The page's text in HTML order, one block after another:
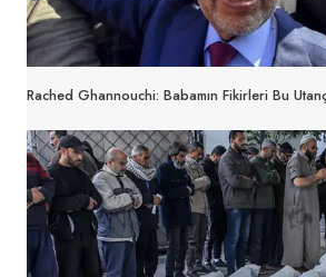
Rached Ghannouchi: Babamın Fikirleri Bu